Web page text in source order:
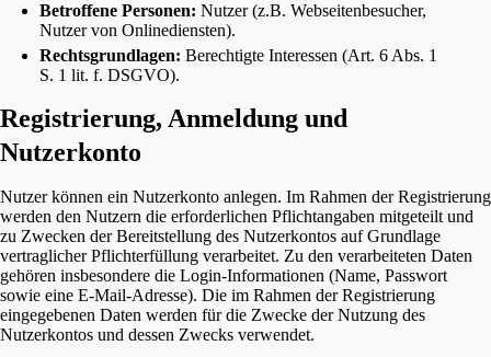
Betroffene Personen: Nutzer (z.B. Webseitenbesucher,
Nutzer von Onlinediensten).
Rechtsgrundlagen: Berechtigte Interessen (Art. 6 Abs. 1
S. 1 lit. f. DSGVO).
Registrierung, Anmeldung und
Nutzerkonto
Nutzer können ein Nutzerkonto anlegen. Im Rahmen der Registrierung
werden den Nutzern die erforderlichen Pflichtangaben mitgeteilt und
zu Zwecken der Bereitstellung des Nutzerkontos auf Grundlage
vertraglicher Pflichterfüllung verarbeitet. Zu den verarbeiteten Daten
gehören insbesondere die Login-Informationen (Name, Passwort
sowie eine E-Mail-Adresse). Die im Rahmen der Registrierung
eingegebenen Daten werden für die Zwecke der Nutzung des
Nutzerkontos und dessen Zwecks verwendet.